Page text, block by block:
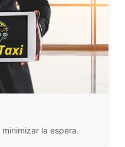
la espera.